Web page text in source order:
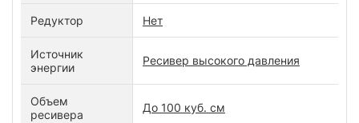
Редуктор Нет
Источник
энергии
Ресивер высокого давления
Объем
ресивера
До 100 куб. см